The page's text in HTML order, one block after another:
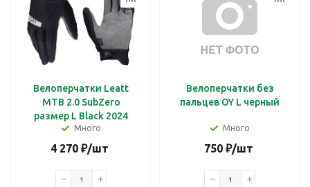
Велоперчатки Leatt
MTB 2.0 SubZero
размер L Black 2024
Много
4 270 ₽/шт
Велоперчатки без
пальцев OY L черный
Много
750₽/шт